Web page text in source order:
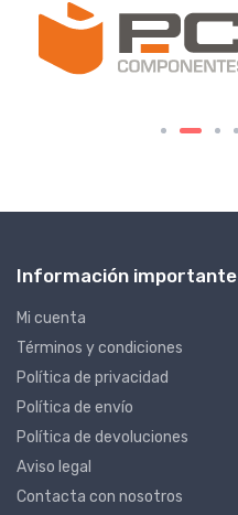
Información importante
Mi cuenta
Términos y condiciones
Política de privacidad
Política de envío
Política de devoluciones
Aviso legal
Contacta con nosotros